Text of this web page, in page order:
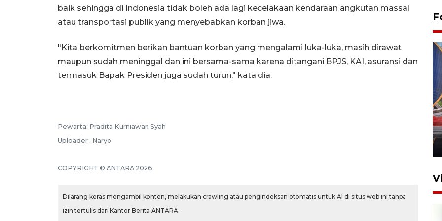
baik sehingga di Indonesia tidak boleh ada lagi kecelakaan kendaraan angkutan massal
atau transportasi publik yang menyebabkan korban jiwa.
"Kita berkomitmen berikan bantuan korban yang mengalami luka-luka, masih dirawat
maupun sudah meninggal dan ini bersama-sama karena ditangani BPJS, KAI, asuransi dan
termasuk Bapak Presiden juga sudah turun," kata dia.
Pewarta: Pradita Kurniawan Syah
Uploader : Naryo
COPYRIGHT © ANTARA 2026
Dilarang keras mengambil konten, melakukan crawling atau pengindeksan otomatis untuk AI di situs web ini tanpa
izin tertulis dari Kantor Berita ANTARA.